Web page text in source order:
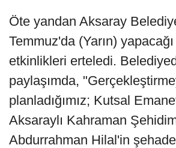
Öte yandan Aksaray
Temmuz'da (Yarın) yapacağı
etkinlikleri erteledi.
paylaşımda,
planladığımız; Kutsal
Aksaraylı Kahraman
Abdurrahman Hilal'in